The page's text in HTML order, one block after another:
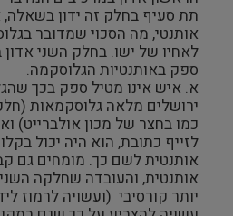
שימור
חינוך והדרכה
עיצוב וארכיטקטורה
התיישבות
תת סעיף בחלק זה ידון
אותנטי, מה הסכוי שמדובר
לאחיו של ישו. בחלק השני
ספק באותנטיות הגלוסקמה.
א. איש אינו מטיל ספק בכך
ירושלים מלאה גלוסקמאות
כמו בחצר של מכון אולברייט)
לזייף כתובת, הוא היה יכול
אותנטית לשם כך. מומחים גם
אותנטית, והעובדה שחלקה
יותר קורסיבי (ועשויה לרמוז